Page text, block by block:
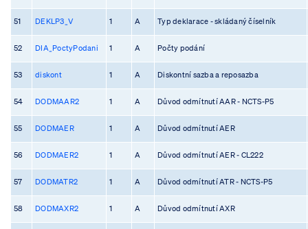
51 DEKLP3_V 1 A Typ deklarace - skládaný číselník
52 DIA_PoctyPodani 1 A Počty podání
53 diskont 1 A Diskontní sazba a reposazba
54 DODMAAR2 1 A Důvod odmítnutí AAR - NCTS-P5
55 DODMAER 1 A Důvod odmítnutí AER
56 DODMAER2 1 A Důvod odmítnutí AER - CL222
57 DODMATR2 1 A Důvod odmítnutí ATR - NCTS-P5
58 DODMAXR2 1 A Důvod odmítnutí AXR